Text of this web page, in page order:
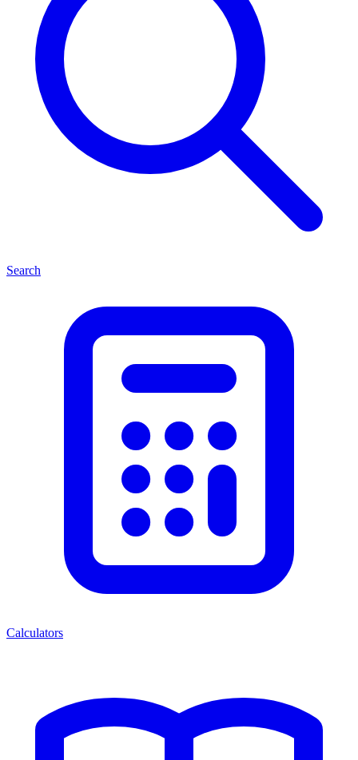
Search
Calculators